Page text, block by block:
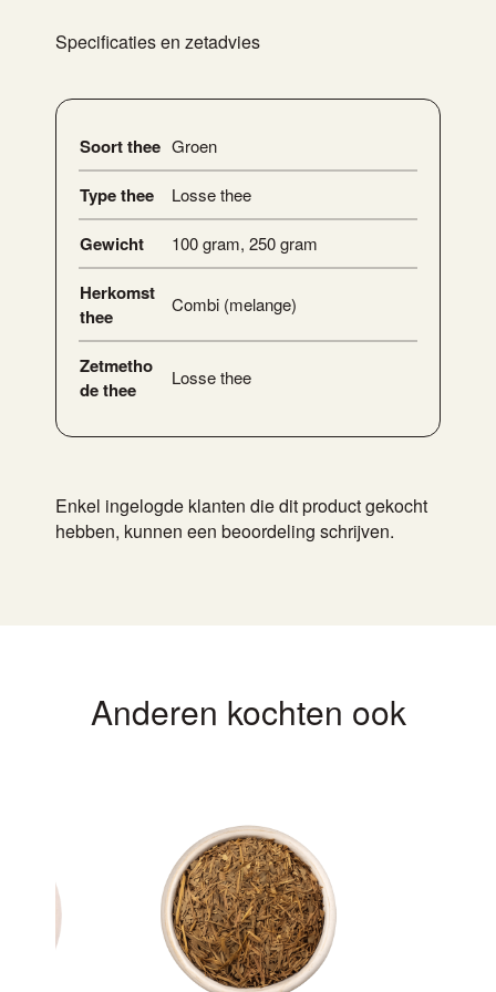
Enkel ingelogde klanten die dit product gekocht
hebben, kunnen een beoordeling schrijven.
Specificaties en zetadvies
Soort thee Groen
Type thee Losse thee
Gewicht 100 gram, 250 gram
Herkomst
thee
Combi (melange)
Zetmetho
de thee
Losse thee
Anderen kochten ook